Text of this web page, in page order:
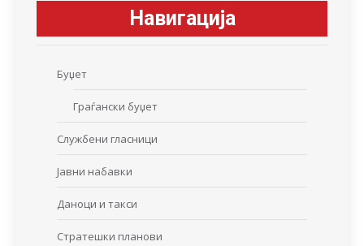
Навигација
Буџет
Граѓански буџет
Службени гласници
Јавни набавки
Даноци и такси
Стратешки планови